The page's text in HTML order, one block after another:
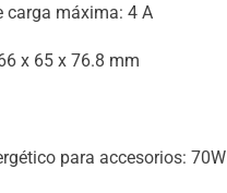
carga máxima: 4 A
x 65 x 76.8 mm
para accesorios: 70W